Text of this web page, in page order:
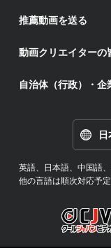
推薦動画を送る
動画クリエイターの
自治体（行政）・
英語、日本語、中国語
他の言語は順次対応予定